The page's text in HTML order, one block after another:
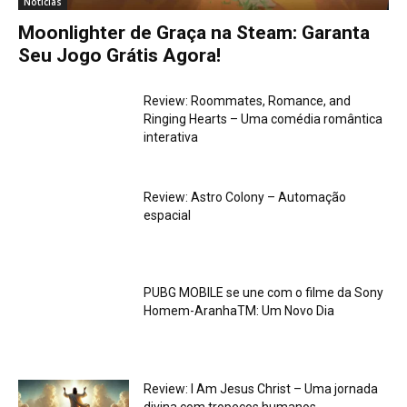
Moonlighter de Graça na Steam: Garanta
Seu Jogo Grátis Agora!
Review: Roommates, Romance, and
Ringing Hearts – Uma comédia romântica
interativa
Review: Astro Colony – Automação
espacial
PUBG MOBILE se une com o filme da Sony
Homem-AranhaTM: Um Novo Dia
Review: I Am Jesus Christ – Uma jornada